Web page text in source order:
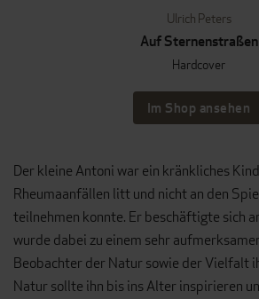
Ulrich Peters
Auf Sternenstraßen
Hardcover
Im Shop ansehen
Der kleine Antoni war ein kränkliches
Rheumaanfällen litt und nicht an den
teilnehmen konnte. Er beschäftigte sich
wurde dabei zu einem sehr
Beobachter der Natur sowie der Vielfalt
Natur sollte ihn bis ins Alter inspirieren